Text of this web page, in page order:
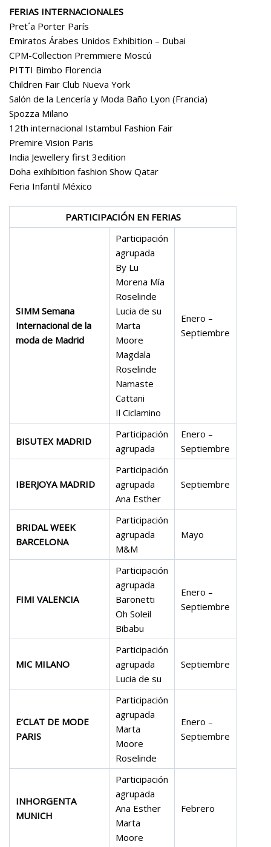
FERIAS INTERNACIONALES
Pret´a Porter París
Emiratos Árabes Unidos Exhibition – Dubai
CPM-Collection Premmiere Moscú
PITTI Bimbo Florencia
Children Fair Club Nueva York
Salón de la Lencería y Moda Baño Lyon (Francia)
Spozza Milano
12th internacional Istambul Fashion Fair
Premire Vision Paris
India Jewellery first 3edition
Doha exihibition fashion Show Qatar
Feria Infantil México
PARTICIPACIÓN EN FERIAS
SIMM Semana
Internacional de la
moda de Madrid
Participación
agrupada
By Lu
Morena Mía
Roselinde
Lucia de su
Marta
Moore
Magdala
Roselinde
Namaste
Cattani
Il Ciclamino
Enero –
Septiembre
BISUTEX MADRID
Participación
agrupada
Enero –
Septiembre
IBERJOYA MADRID
Participación
agrupada
Ana Esther
Septiembre
BRIDAL WEEK
BARCELONA
Participación
agrupada
M&M
Mayo
FIMI VALENCIA
Participación
agrupada
Baronetti
Oh Soleil
Bibabu
Enero –
Septiembre
MIC MILANO
Participación
agrupada
Lucia de su
Septiembre
E’CLAT DE MODE
PARIS
Participación
agrupada
Marta
Moore
Roselinde
Enero –
Septiembre
INHORGENTA
MUNICH
Participación
agrupada
Ana Esther
Marta
Moore
Febrero